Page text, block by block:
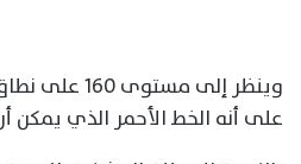
وينظر إلى
على أنه الخط الأحمر الذي يمكن